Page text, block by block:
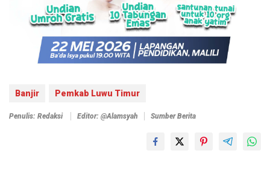
Banjir Pemkab Luwu Timur
Penulis: Redaksi Editor: @alamsyah Sumber Berita